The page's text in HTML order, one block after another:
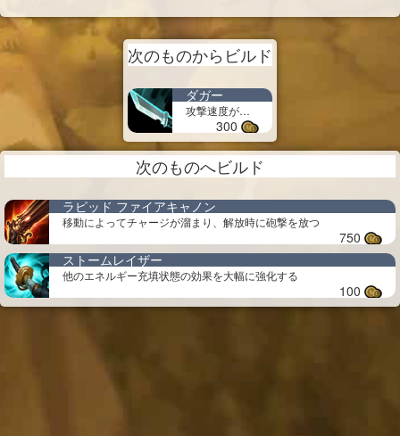
次のものからビルド
ダガー
攻撃速度がわずかに上昇
300
次のものへビルド
ラピッド ファイアキャノン
移動によってチャージが溜まり、解放時に砲撃を放つ
750
ストームレイザー
他のエネルギー充填状態の効果を大幅に強化する
100